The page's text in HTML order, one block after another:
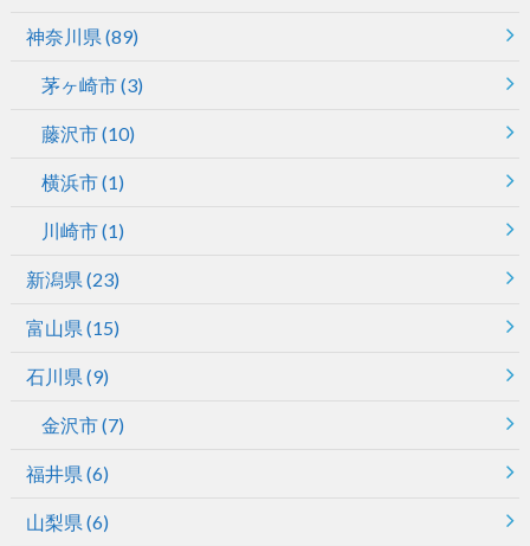
神奈川県 (89)
茅ヶ崎市(3)
藤沢市(10)
横浜市(1)
川崎市(1)
新潟県 (23)
富山県 (15)
石川県 (9)
金沢市(7)
福井県 (6)
山梨県 (6)